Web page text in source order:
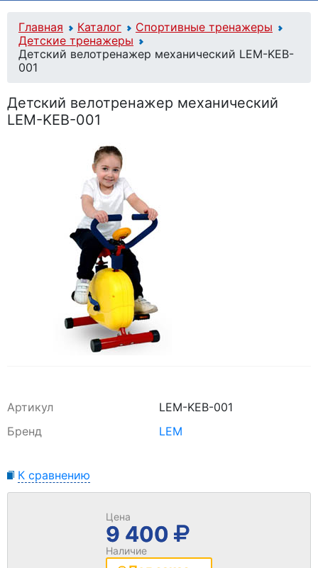
Главная Каталог
Спортивные тренажеры
Детские тренажеры
Детский велотренажер механический LEM-KEB-
001
Детский велотренажер механический
LEM-KEB-001
Артикул
LEM-KEB-001
Бренд
LEM
К сравнению
Цена
9 400
Наличие